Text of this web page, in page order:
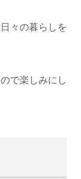
々の暮らしを
で楽しみにし